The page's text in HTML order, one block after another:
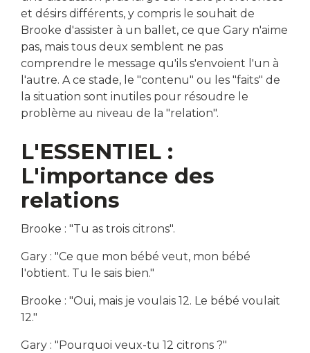
et désirs différents, y compris le souhait de
Brooke d'assister à un ballet, ce que Gary n'aime
pas, mais tous deux semblent ne pas
comprendre le message qu'ils s'envoient l'un à
l'autre. A ce stade, le "contenu" ou les "faits" de
la situation sont inutiles pour résoudre le
problème au niveau de la "relation".
L'ESSENTIEL :
L'importance des
relations
Brooke : "Tu as trois citrons".
Gary : "Ce que mon bébé veut, mon bébé
l'obtient. Tu le sais bien."
Brooke : "Oui, mais je voulais 12. Le bébé voulait
12."
Gary : "Pourquoi veux-tu 12 citrons ?"